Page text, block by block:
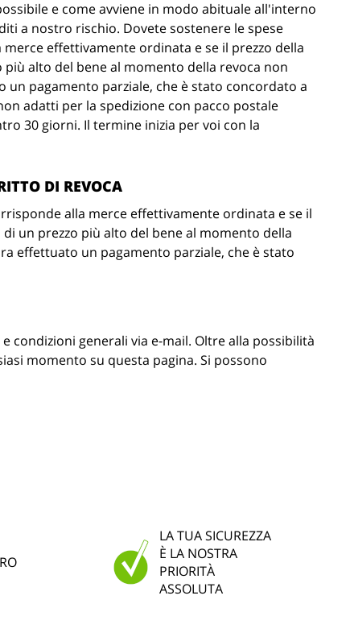
e come avviene in modo abituale all'interno
a nostro rischio. Dovete sostenere le spese
effettivamente ordinata e se il prezzo della
alto del bene al momento della revoca non
pagamento parziale, che è stato concordato a
adatti per la spedizione con pacco postale
30 giorni. Il termine inizia per voi con la
DI REVOCA
alla merce effettivamente ordinata e se il
un prezzo più alto del bene al momento della
effettuato un pagamento parziale, che è stato
generali via e-mail. Oltre alla possibilità
momento su questa pagina. Si possono
LA TUA SICUREZZA
È LA NOSTRA
PRIORITÀ
ASSOLUTA